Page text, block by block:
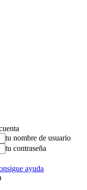
tu nombre de usuario
tu contraseña
ayuda